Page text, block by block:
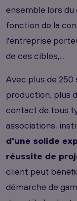
ensemble lors
fonction de la
l'entreprise
de ces cibles,...
Avec plus de
production, plus
contact de tous
associations,
d'une solide
réussite de
client peut
démarche de